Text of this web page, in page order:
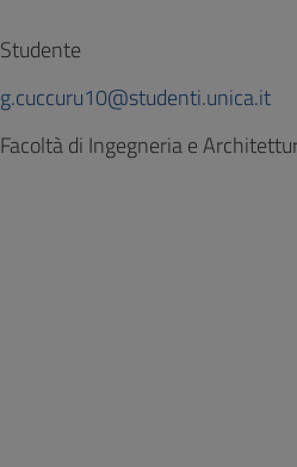
Studente
g.cuccuru10@studenti.unica.it
Facoltà di Ingegneria e